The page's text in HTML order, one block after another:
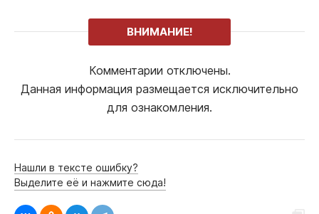
ВНИМАНИЕ!
Комментарии отключены.
Данная информация размещается исключительно
для ознакомления.
Нашли в тексте ошибку?
Выделите её и нажмите сюда!